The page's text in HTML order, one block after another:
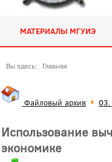
МАТЕРИАЛЫ МГУИЭ
Вы здесь: Главная
Файловый архив 03.
Использование
экономике